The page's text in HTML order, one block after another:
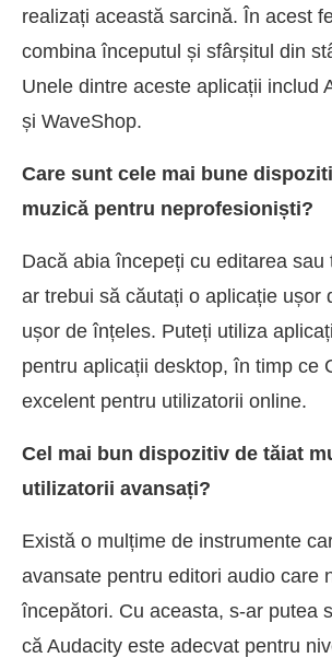
realizați această sarcină. În acest
combina începutul și sfârșitul din
Unele dintre aceste aplicații includ
și WaveShop.
Care sunt cele mai bune
muzică pentru neprofesioniști?
Dacă abia începeți cu editarea sau
ar trebui să căutați o aplicație ușor
ușor de înțeles. Puteți utiliza
pentru aplicații desktop, în timp ce
excelent pentru utilizatorii online.
Cel mai bun dispozitiv de tăiat
utilizatorii avansați?
Există o mulțime de instrumente
avansate pentru editori audio care
începători. Cu aceasta, s-ar putea
că Audacity este adecvat pentru